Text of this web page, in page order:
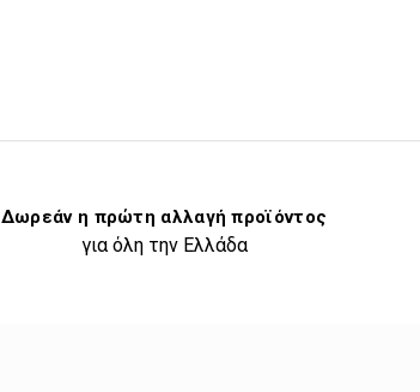
Δωρεάν η πρώτη αλλαγή προϊόντος
για όλη την Ελλάδα